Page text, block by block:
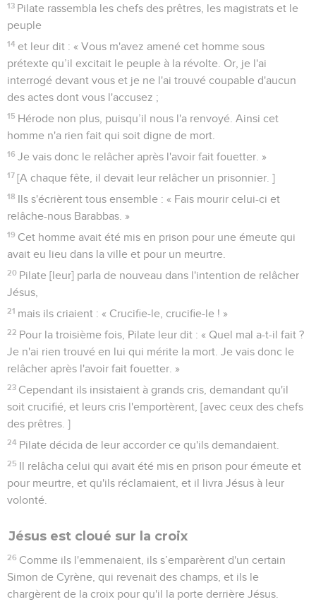
13 Pilate rassembla les chefs des prêtres, les magistrats et le
peuple
14 et leur dit : « Vous m'avez amené cet homme sous
prétexte qu’il excitait le peuple à la révolte. Or, je l'ai
interrogé devant vous et je ne l'ai trouvé coupable d'aucun
des actes dont vous l'accusez ;
15 Hérode non plus, puisqu’il nous l'a renvoyé. Ainsi cet
homme n'a rien fait qui soit digne de mort.
16 Je vais donc le relâcher après l'avoir fait fouetter. »
17 [A chaque fête, il devait leur relâcher un prisonnier. ]
18 Ils s'écrièrent tous ensemble : « Fais mourir celui-ci et
relâche-nous Barabbas. »
19 Cet homme avait été mis en prison pour une émeute qui
avait eu lieu dans la ville et pour un meurtre.
20 Pilate [leur] parla de nouveau dans l'intention de relâcher
Jésus,
21 mais ils criaient : « Crucifie-le, crucifie-le ! »
22 Pour la troisième fois, Pilate leur dit : « Quel mal a-t-il fait ?
Je n'ai rien trouvé en lui qui mérite la mort. Je vais donc le
relâcher après l'avoir fait fouetter. »
23 Cependant ils insistaient à grands cris, demandant qu'il
soit crucifié, et leurs cris l'emportèrent, [avec ceux des chefs
des prêtres. ]
24 Pilate décida de leur accorder ce qu'ils demandaient.
25 Il relâcha celui qui avait été mis en prison pour émeute et
pour meurtre, et qu'ils réclamaient, et il livra Jésus à leur
volonté.
Jésus est cloué sur la croix
26 Comme ils l'emmenaient, ils s’emparèrent d'un certain
Simon de Cyrène, qui revenait des champs, et ils le
chargèrent de la croix pour qu'il la porte derrière Jésus.